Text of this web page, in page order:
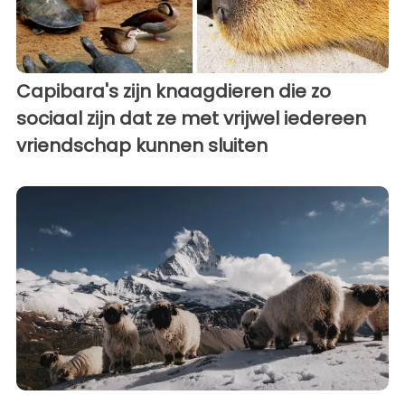
Capibara's zijn knaagdieren die zo
sociaal zijn dat ze met vrijwel iedereen
vriendschap kunnen sluiten